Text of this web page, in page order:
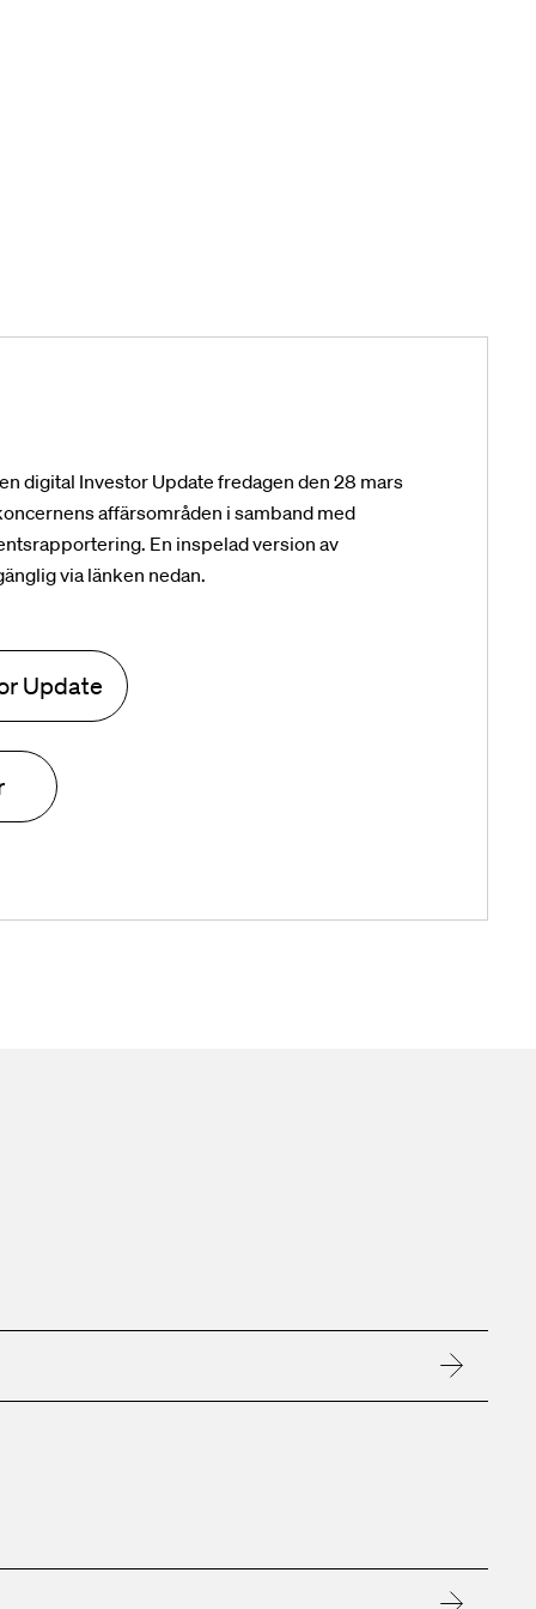
digital Investor Update fredagen den 28 mars
affärsområden i samband med
En inspelad version av
via länken nedan.
Update